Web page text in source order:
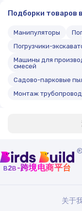
Подборки товаров
Манипуляторы
Погрузчики-
Машины для
смесей
Садово-парковые
Монтаж
®
b2b-跨境电商平台
关于